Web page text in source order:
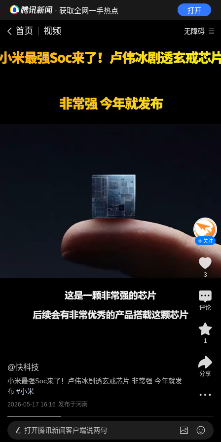
· 获取全网一手热点 打开
首页 视频 无障碍
@快科技
小米最强Soc来了！卢伟冰剧透玄戒芯片 非常强 今年就发
布 #小米
2026-05-17 16:16 发布于河南
关注
3
评论
1
分享
打开腾讯新闻客户端说两句